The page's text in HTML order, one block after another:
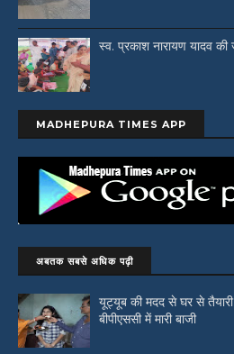
स्व. प्रकाश नारायण यादव
MADHEPURA TIMES APP
अबतक सबसे अधिक पढ़ी
यूट्यूब की मदद से घर से
बीपीएससी में मारी बाजी